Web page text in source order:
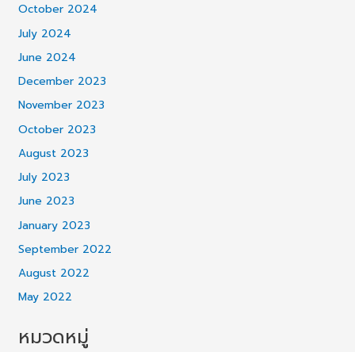
October 2024
July 2024
June 2024
December 2023
November 2023
October 2023
August 2023
July 2023
June 2023
January 2023
September 2022
August 2022
May 2022
หมวดหมู่